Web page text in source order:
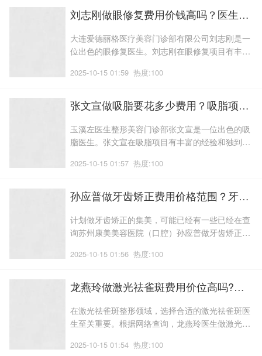
长在不剃发的情况下进行植发际线手术,他在植发领
域不断钻研,作为杭州首瑞
刘志刚做眼修复费用价钱高吗？医生擅长，术后案例_眼修复医生术后案例感受评价
大连爱德丽格医疗美容门诊部有限公司刘志刚是一
位出色的眼修复医生。刘志刚在眼修复项目有丰富
的介绍刘志刚医生做眼修复的案例评价、技术风
容手术的风潮愈发盛行,吸引了众多追求美丽容颜的
人们;今天,确实会令人感到沮丧;幸
2025-10-15 01:59 热度:100
张文宣做吸脂要花多少费用？吸脂项目术后案例日记点评！体验过程！医生实力盘点
玉溪左医生整形美容门诊部张文宣是一位出色的吸
脂医生。张文宣在吸脂项目有丰富的经验和独到的
生做吸脂的案例评价、技术风格、口碑测评等内
家;他勤奋好学,技艺精湛,将所学融会贯通于每一次
临床实践中,其专业素养和精湛技艺令
2025-10-15 01:57 热度:100
孙应普做牙齿矫正费用价格范围？牙齿矫正项目术后体验感受点评_案例分享，医生优势介绍
计划做牙齿矫正的集美，可能已经有一些已经在查
询苏州康美美容医院（口腔）孙应普做牙齿矫正的
术水平和经验，所以选择医生很重要，这里我们将
都希望自己拥有一副洁白整齐,牙齿矫正整形手术已
经变得成熟,健康美观的牙齿;随
2025-10-15 01:56 热度:100
龙燕玲做激光祛雀斑费用价位高吗?激光祛雀斑医生体验过程评价!术后案例变化反馈!医生优势简介
在激光祛雀斑整形领域，选择合适的激光祛雀斑医
生至关重要。根据网络查询，龙燕玲医生做激光祛
赢得了不错的口碑。接下来一起来了解龙燕玲做激
2025-10-15 01:54 热度:100